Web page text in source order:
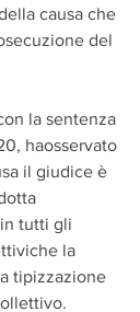
causa che
del
la sentenza
haosservato
il giudice è
tutti gli
la
tipizzazione